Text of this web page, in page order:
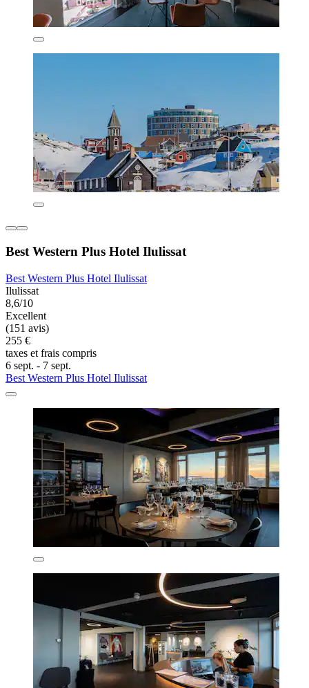
Best Western Plus Hotel Ilulissat
Best Western Plus Hotel Ilulissat
Ilulissat
8,6/10
Excellent
(151 avis)
255 €
taxes et frais compris
6 sept. - 7 sept.
Best Western Plus Hotel Ilulissat